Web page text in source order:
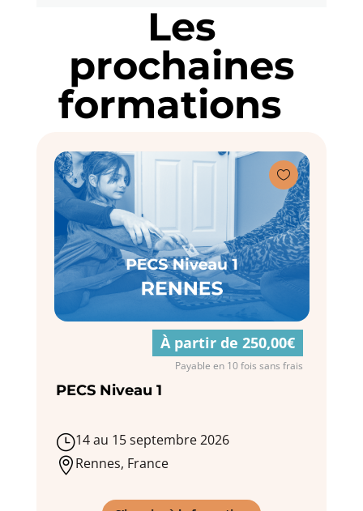
Les
prochaines
formations

À partir de 250,00€
Payable en 10 fois sans frais
PECS Niveau 1
}14 au 15 septembre 2026
Rennes, France